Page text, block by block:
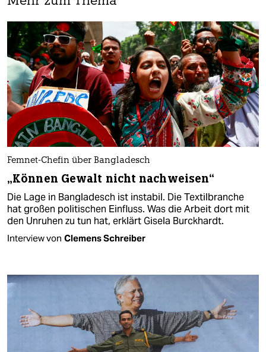
Femnet-Chefin über Bangladesch
„Können Gewalt nicht nachweisen“
Die Lage in Bangladesch ist instabil. Die Textilbranche
hat großen politischen Einfluss. Was die Arbeit dort mit
den Unruhen zu tun hat, erklärt Gisela Burckhardt.
Interview von Clemens Schreiber